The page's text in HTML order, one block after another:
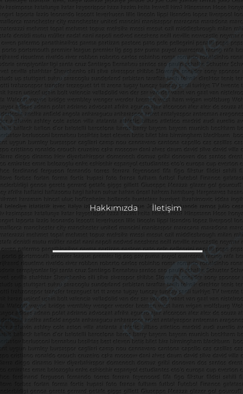
Hakkımızda İletişim